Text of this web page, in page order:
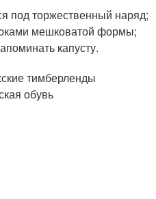
под торжественный наряд;
мешковатой формы;
капусту.